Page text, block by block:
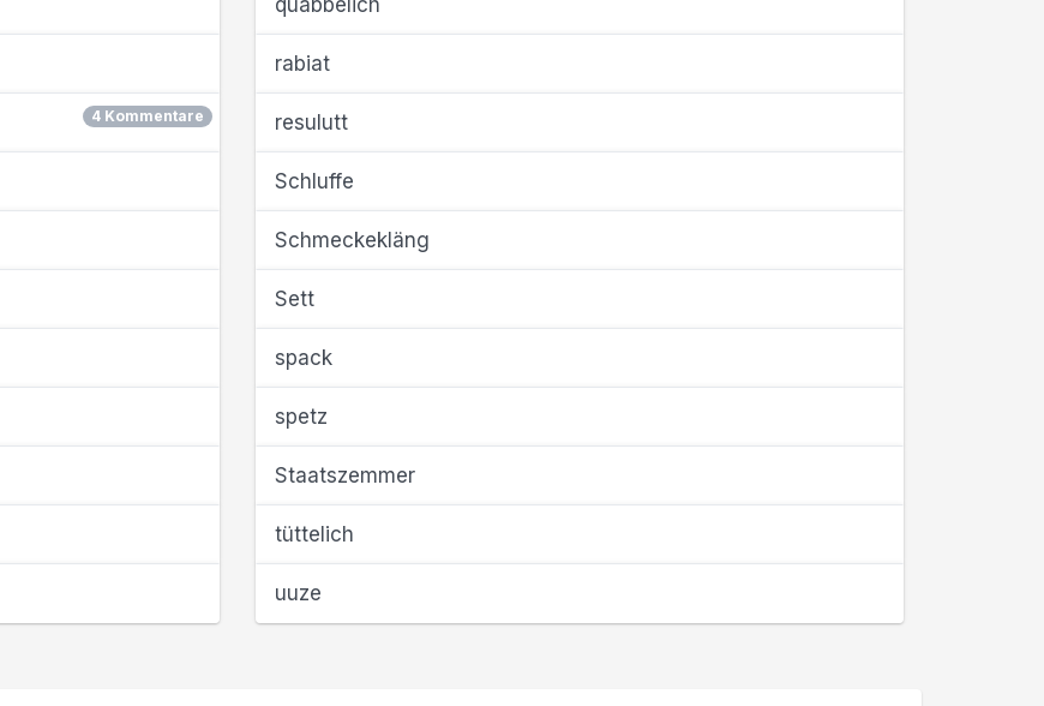
4 Kommentare
quabbelich
rabiat
resulutt
Schluffe
Schmeckekläng
Sett
spack
spetz
Staatszemmer
tüttelich
uuze